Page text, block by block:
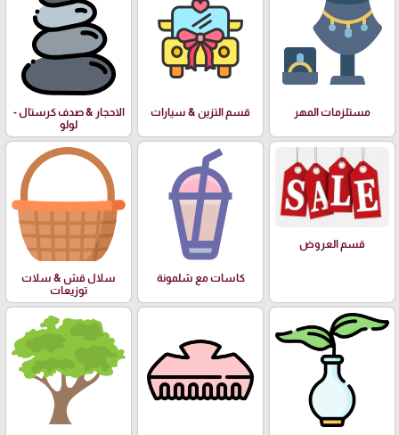
مستلزمات المهر قسم التزين & سيارات
الاحجار & صدف كرستال -
لولو
قسم العروض
كاسات مع شلمونة
سلال قش & سلات
توزيعات